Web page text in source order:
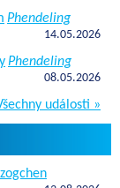
Phendeling
14.05.2026
Phendeling
08.05.2026
události »